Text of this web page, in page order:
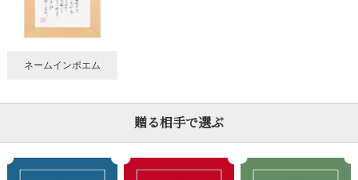
ネームインポエム
贈る相手で選ぶ